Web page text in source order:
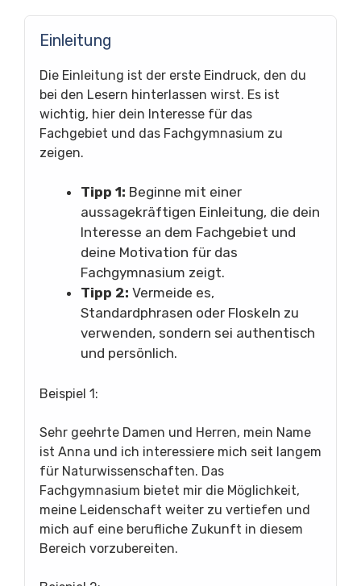
Einleitung
Die Einleitung ist der erste Eindruck, den du
bei den Lesern hinterlassen wirst. Es ist
wichtig, hier dein Interesse für das
Fachgebiet und das Fachgymnasium zu
zeigen.
Tipp 1: Beginne mit einer
aussagekräftigen Einleitung, die dein
Interesse an dem Fachgebiet und
deine Motivation für das
Fachgymnasium zeigt.
Tipp 2: Vermeide es,
Standardphrasen oder Floskeln zu
verwenden, sondern sei authentisch
und persönlich.
Beispiel 1:
Sehr geehrte Damen und Herren, mein Name
ist Anna und ich interessiere mich seit langem
für Naturwissenschaften. Das
Fachgymnasium bietet mir die Möglichkeit,
meine Leidenschaft weiter zu vertiefen und
mich auf eine berufliche Zukunft in diesem
Bereich vorzubereiten.